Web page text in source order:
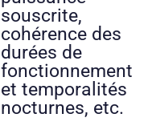
souscrite,
cohérence des
durées de
fonctionnement
et temporalités
nocturnes, etc.